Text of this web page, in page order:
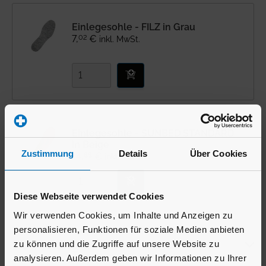
Zustimmung Details Über Cookies
Diese Webseite verwendet Cookies
Wir verwenden Cookies, um Inhalte und Anzeigen zu
personalisieren, Funktionen für soziale Medien anbieten
zu können und die Zugriffe auf unsere Website zu
analysieren. Außerdem geben wir Informationen zu Ihrer
Einlegesohle - FILZ in Grau
7,02 € inkl. MwSt.
14
inkl. MwSt.
Bewertungen